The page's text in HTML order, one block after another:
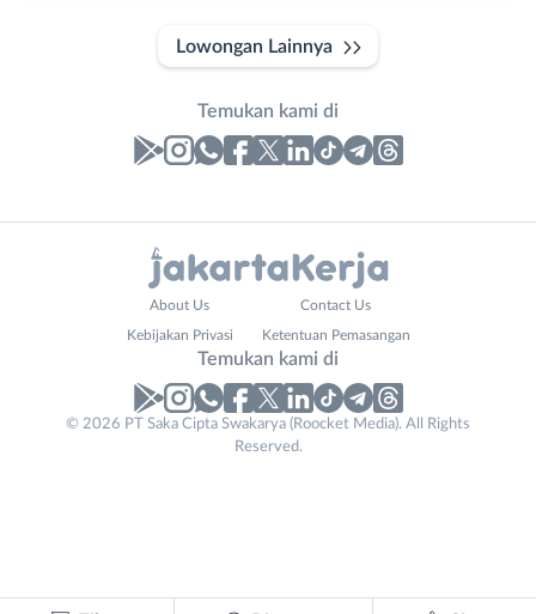
Lowongan Lainnya
Temukan kami di
ContactNo. Telp /
Asisten
Selatan
About Us Contact Us
Kebijakan Privasi Ketentuan Pemasangan
Temukan kami di
© 2026 PT Saka Cipta Swakarya (Roocket Media). All Rights
Reserved.